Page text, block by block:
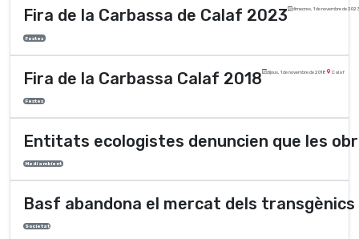
Fira de la Carbassa de Calaf 2023 dimecres, 1 de novembre de 2023
Festes
Fira de la Carbassa Calaf 2018 dijous, 1 de novembre de 2018 Calaf
Festes
Entitats ecologistes denuncien que les
Medi ambient
Basf abandona el mercat dels transgènics
Societat